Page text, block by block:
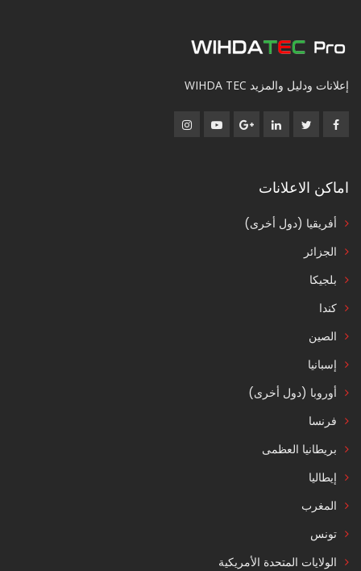
إعلانات ودليل والمزيد WIHDA TEC
اماكن الاعلانات
أفريقيا (دول أخرى)
الجزائر
بلجيكا
كندا
الصين
إسبانيا
أوروبا (دول أخرى)
فرنسا
بريطانيا العظمى
إيطاليا
المغرب
تونس
الولايات المتحدة الأمريكية